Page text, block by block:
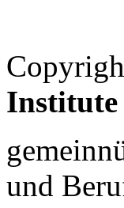
Institute
und